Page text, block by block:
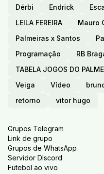
Dérbi
Endrick
LEILA FEREIRA
Mauro
Palmeiras x Santos
Programação
RB
TABELA JOGOS DO
Veiga
Vídeo
retorno
vitor hugo
Grupos Telegram
Link de grupo
Grupos de WhatsApp
Servidor DIscord
Futebol ao vivo